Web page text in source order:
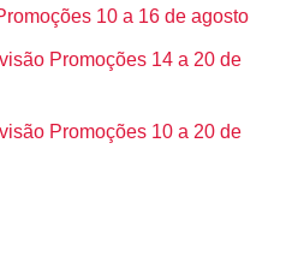
10 a 16 de agosto
Promoções 14 a 20 de
Promoções 10 a 20 de